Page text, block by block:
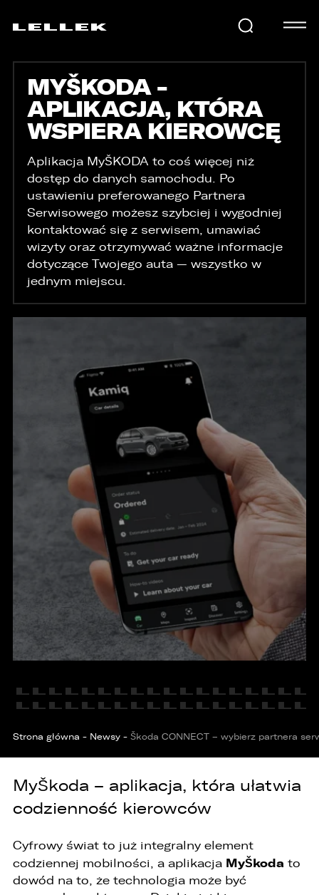
SAMOCHODY
USŁUGI
AKTUALNOŚCI
KARIERA
KONTAKT
E-LELLEK
MYŠKODA -
APLIKACJA, KTÓRA
WSPIERA KIEROWCĘ
Aplikacja MyŠKODA to coś więcej niż
dostęp do danych samochodu. Po
ustawieniu preferowanego Partnera
Serwisowego możesz szybciej i wygodniej
kontaktować się z serwisem, umawiać
wizyty oraz otrzymywać ważne informacje
dotyczące Twojego auta — wszystko w
jednym miejscu.
Strona główna - Newsy - Škoda CONNECT – wybierz partnera
MyŠkoda – aplikacja, która ułatwia
codzienność kierowców
Cyfrowy świat to już integralny element
codziennej mobilności, a aplikacja MyŠkoda to
dowód na to, że technologia może być